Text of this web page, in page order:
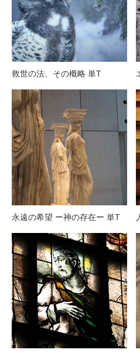
救世の法、その概略 単T
永遠の希望 ー神の存在ー 単T